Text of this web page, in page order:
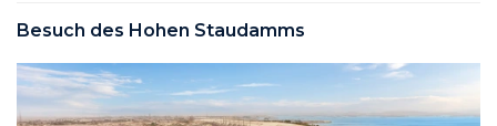
Besuch des Hohen Staudamms